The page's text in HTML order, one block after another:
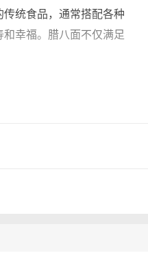
统食品，通常搭配各种
幸福。腊八面不仅满足
。在这个芳香弥漫的腊
团圆饭。腊八节不仅是
场景让人感受到浓浓的